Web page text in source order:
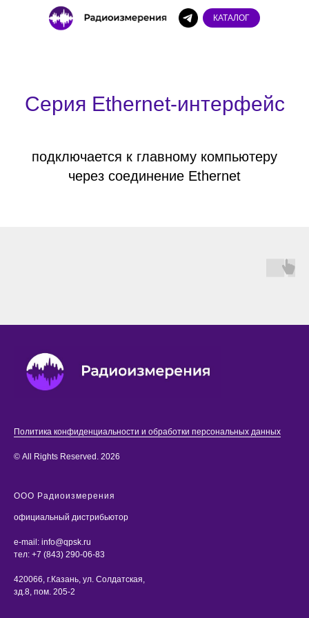
КАТАЛОГ
Серия Ethernet-интерфейс
подключается к главному компьютеру
через соединение Ethernet
Политика конфиденциальности и обработки персональных данных
© All Rights Reserved. 2026
ООО Радиоизмерения
официальный дистрибьютор
e-mail: info@qpsk.ru
тел: +7 (843) 290-06-83
420066, г.Казань, ул. Солдатская,
зд.8, пом. 205-2